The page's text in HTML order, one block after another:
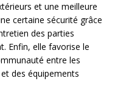
et une meilleure
certaine sécurité grâce
des parties
Enfin, elle favorise le
entre les
des équipements